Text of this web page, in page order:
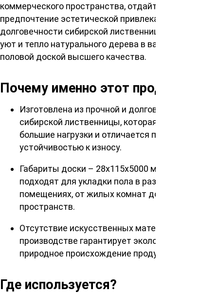
коммерческого пространства, отдайте
предпочтение эстетической привлекательности и
долговечности сибирской лиственницы. Внесите
уют и тепло натурального дерева в ваш интерьер с
половой доской высшего качества.
Почему именно этот продукт?
Изготовлена из прочной и долговечной
сибирской лиственницы, которая выдерживает
большие нагрузки и отличается повышенной
устойчивостью к износу.
Габариты доски – 28х115х5000 мм – идеально
подходят для укладки пола в различных
помещениях, от жилых комнат до офисных
пространств.
Отсутствие искусственных материалов в
производстве гарантирует экологичность и
природное происхождение продукта.
Где используется?